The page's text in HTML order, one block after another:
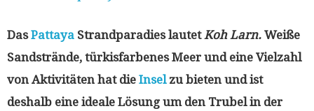
DasPattaya Strandparadies lautetKoh Larn. Weiße
Sandstrände, türkisfarbenes Meer und eine Vielzahl
von Aktivitäten hat die Inselzu bieten und ist
deshalb eine ideale Lösung um den Trubel in der